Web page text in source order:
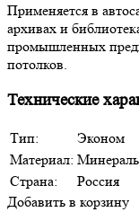
Применяется в
архивах и
промышленных
потолков.
Технические
Тип:
Эконом
Материал:
Страна:
Россия
Добавить в корзину